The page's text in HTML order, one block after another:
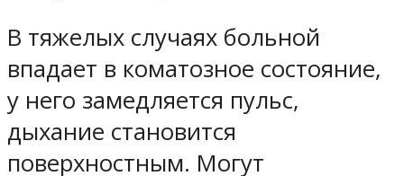
В тяжелых случаях больной
впадает в коматозное состояние,
у него замедляется пульс,
дыхание становится
поверхностным. Могут